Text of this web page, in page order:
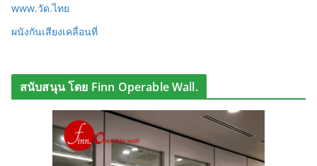
www.วัด.ไทย
ผนังกันเสียงเคลื่อนที่
สนับสนุน โดย Finn Operable Wall.